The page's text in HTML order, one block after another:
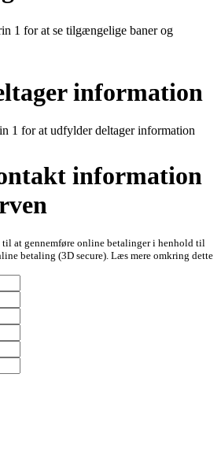
1 for at se tilgængelige baner og
information
1 for at udfylder deltager information
information
at gennemføre online betalinger i henhold til
betaling (3D secure). Læs mere omkring dette